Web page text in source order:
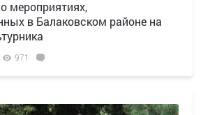
мероприятиях,
в Балаковском районе на
971